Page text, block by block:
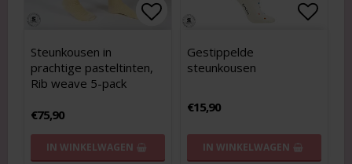
Add to list of favorites
Add to list of favorites
Steunkousen in
prachtige pasteltinten,
Rib weave 5-pack
€75,90
IN WINKELWAGEN
Gestippelde
steunkousen
€15,90
IN WINKELWAGEN